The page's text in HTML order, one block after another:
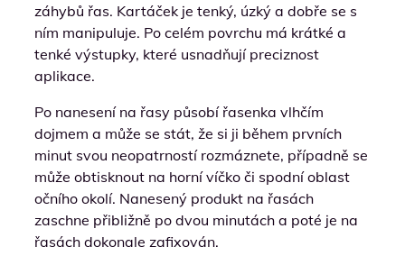
záhybů řas. Kartáček je tenký, úzký a dobře se s
ním manipuluje. Po celém povrchu má krátké a
tenké výstupky, které usnadňují preciznost
aplikace.
Po nanesení na řasy působí řasenka vlhčím
dojmem a může se stát, že si ji během prvních
minut svou neopatrností rozmáznete, případně se
může obtisknout na horní víčko či spodní oblast
očního okolí. Nanesený produkt na řasách
zaschne přibližně po dvou minutách a poté je na
řasách dokonale zafixován.